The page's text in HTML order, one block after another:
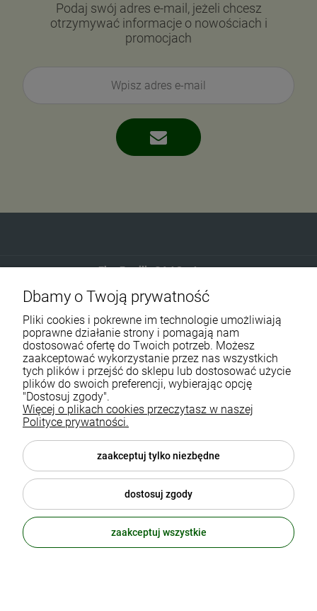
Podaj swój adres e-mail, jeżeli chcesz
otrzymywać informacje o nowościach i
promocjach
Eko-Familia GAJ Sp.Jawna
Gdańska 60
90-616 Łódź
790 727 174
sklep@eko-familia.pl
Informacje o sklepie
Suplementy diety
Popularne kategorie
Moje konto
Zasubskrybuj nasz newsletter
i otrzymaj5% rabatu na zakupy.
Twój email
Dbamy o Twoją prywatność
Pliki cookies i pokrewne im technologie umożliwiają
poprawne działanie strony i pomagają nam
dostosować ofertę do Twoich potrzeb. Możesz
zaakceptować wykorzystanie przez nas wszystkich
tych plików i przejść do sklepu lub dostosować użycie
plików do swoich preferencji, wybierając opcję
"Dostosuj zgody".
Więcej o plikach cookies przeczytasz w naszej
Polityce prywatności.
zaakceptuj tylko niezbędne
dostosuj zgody
zaakceptuj wszystkie